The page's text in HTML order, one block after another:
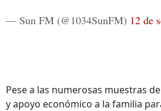
— Sun FM (@1034SunFM) 12 de
Pese a las numerosas muestras
y apoyo económico a la familia